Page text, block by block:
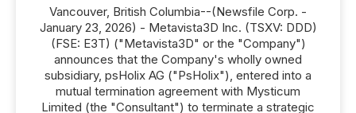
Vancouver, British Columbia--(Newsfile Corp. -
January 23, 2026) - Metavista3D Inc. (TSXV: DDD)
(FSE: E3T) ("Metavista3D" or the "Company")
announces that the Company's wholly owned
subsidiary, psHolix AG ("PsHolix"), entered into a
mutual termination agreement with Mysticum
Limited (the "Consultant") to terminate a strategic